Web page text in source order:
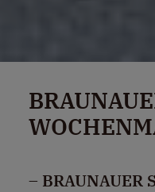
– BRAUNAUER